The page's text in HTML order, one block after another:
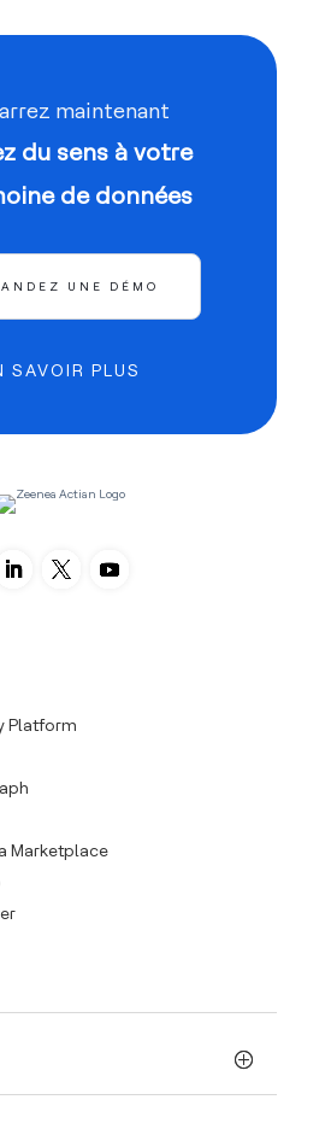
maintenant
du sens à votre
de données
UNE DÉMO
SAVOIR PLUS
Platform
Marketplace